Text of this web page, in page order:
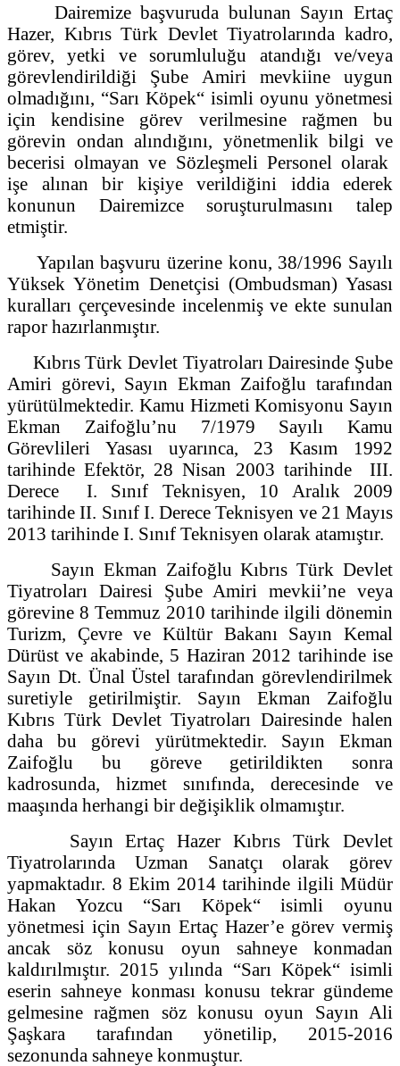
Dairemize başvuruda bulunan Sayın Ertaç
Hazer, Kıbrıs Türk Devlet Tiyatrolarında kadro,
görev, yetki ve sorumluluğu atandığı ve/veya
görevlendirildiği Şube Amiri mevkiine uygun
olmadığını, “Sarı Köpek“ isimli oyunu yönetmesi
için kendisine görev verilmesine rağmen bu
görevin ondan alındığını, yönetmenlik bilgi ve
becerisi olmayan ve Sözleşmeli Personel olarak
işe alınan bir kişiye verildiğini iddia ederek
konunun Dairemizce soruşturulmasını talep
etmiştir.
Yapılan başvuru üzerine konu, 38/1996 Sayılı
Yüksek Yönetim Denetçisi (Ombudsman) Yasası
kuralları çerçevesinde incelenmiş ve ekte sunulan
rapor hazırlanmıştır.
Kıbrıs Türk Devlet Tiyatroları Dairesinde Şube
Amiri görevi, Sayın Ekman Zaifoğlu tarafından
yürütülmektedir. Kamu Hizmeti Komisyonu Sayın
Ekman Zaifoğlu’nu 7/1979 Sayılı Kamu
Görevlileri Yasası uyarınca, 23 Kasım 1992
tarihinde Efektör, 28 Nisan 2003 tarihinde III.
Derece I. Sınıf Teknisyen, 10 Aralık 2009
tarihinde II. Sınıf I. Derece Teknisyen ve 21 Mayıs
2013 tarihinde I. Sınıf Teknisyen olarak atamıştır.
Sayın Ekman Zaifoğlu Kıbrıs Türk Devlet
Tiyatroları Dairesi Şube Amiri mevkii’ne veya
görevine 8 Temmuz 2010 tarihinde ilgili dönemin
Turizm, Çevre ve Kültür Bakanı Sayın Kemal
Dürüst ve akabinde, 5 Haziran 2012 tarihinde ise
Sayın Dt. Ünal Üstel tarafından görevlendirilmek
suretiyle getirilmiştir. Sayın Ekman Zaifoğlu
Kıbrıs Türk Devlet Tiyatroları Dairesinde halen
daha bu görevi yürütmektedir. Sayın Ekman
Zaifoğlu bu göreve getirildikten sonra
kadrosunda, hizmet sınıfında, derecesinde ve
maaşında herhangi bir değişiklik olmamıştır.
Sayın Ertaç Hazer Kıbrıs Türk Devlet
Tiyatrolarında Uzman Sanatçı olarak görev
yapmaktadır. 8 Ekim 2014 tarihinde ilgili Müdür
Hakan Yozcu “Sarı Köpek“ isimli oyunu
yönetmesi için Sayın Ertaç Hazer’e görev vermiş
ancak söz konusu oyun sahneye konmadan
kaldırılmıştır. 2015 yılında “Sarı Köpek“ isimli
eserin sahneye konması konusu tekrar gündeme
gelmesine rağmen söz konusu oyun Sayın Ali
Şaşkara tarafından yönetilip, 2015-2016
sezonunda sahneye konmuştur.